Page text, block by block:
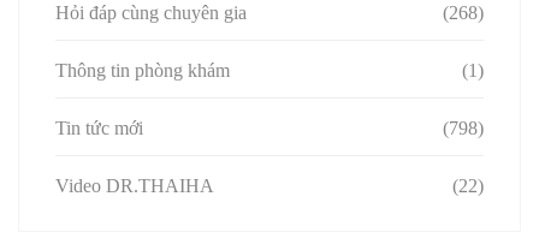
Hỏi đáp cùng chuyên gia (268)
Thông tin phòng khám (1)
Tin tức mới (798)
Video DR.THAIHA (22)